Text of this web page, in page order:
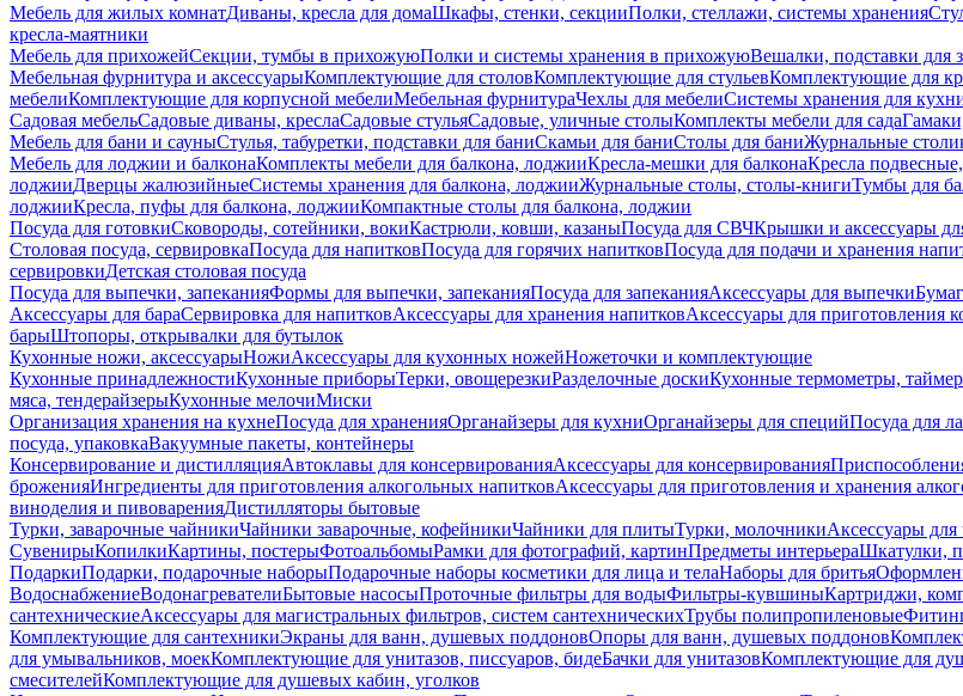
Мебель для жилых комнатДиваны, кресла для домаШкафы, стенки, секцииПолки, стеллажи, системы хранения
кресла-маятники
Мебель для прихожейСекции, тумбы в прихожуюПолки и системы хранения в прихожуюВешалки, подставки для
Мебельная фурнитура и аксессуарыКомплектующие для столовКомплектующие для стульевКомплектующие для
мебелиКомплектующие для корпусной мебелиМебельная фурнитураЧехлы для мебелиСистемы хранения для
Садовая мебельСадовые диваны, креслаСадовые стульяСадовые, уличные столыКомплекты мебели для сада
Мебель для бани и сауныСтулья, табуретки, подставки для баниСкамьи для баниСтолы для баниЖурнальные
Мебель для лоджии и балконаКомплекты мебели для балкона, лоджииКресла-мешки для балконаКресла
лоджииДверцы жалюзийныеСистемы хранения для балкона, лоджииЖурнальные столы, столы-книгиТумбы для
лоджииКресла, пуфы для балкона, лоджииКомпактные столы для балкона, лоджии
Посуда для готовкиСковороды, сотейники, вокиКастрюли, ковши, казаныПосуда для СВЧКрышки и аксессуары
Столовая посуда, сервировкаПосуда для напитковПосуда для горячих напитковПосуда для подачи и хранения
сервировкиДетская столовая посуда
Посуда для выпечки, запеканияФормы для выпечки, запеканияПосуда для запеканияАксессуары для выпечки
Аксессуары для бараСервировка для напитковАксессуары для хранения напитковАксессуары для приготовления
барыШтопоры, открывалки для бутылок
Кухонные ножи, аксессуарыНожиАксессуары для кухонных ножейНожеточки и комплектующие
Кухонные принадлежностиКухонные приборыТерки, овощерезкиРазделочные доскиКухонные термометры,
мяса, тендерайзерыКухонные мелочиМиски
Организация хранения на кухнеПосуда для храненияОрганайзеры для кухниОрганайзеры для специйПосуда для
посуда, упаковкаВакуумные пакеты, контейнеры
Консервирование и дистилляцияАвтоклавы для консервированияАксессуары для консервирования
броженияИнгредиенты для приготовления алкогольных напитковАксессуары для приготовления и хранения
виноделия и пивоваренияДистилляторы бытовые
Турки, заварочные чайникиЧайники заварочные, кофейникиЧайники для плитыТурки, молочникиАксессуары для
СувенирыКопилкиКартины, постерыФотоальбомыРамки для фотографий, картинПредметы интерьераШкатулки,
ПодаркиПодарки, подарочные наборыПодарочные наборы косметики для лица и телаНаборы для бритья
ВодоснабжениеВодонагревателиБытовые насосыПроточные фильтры для водыФильтры-кувшиныКартриджи,
сантехническиеАксессуары для магистральных фильтров, систем сантехническихТрубы полипропиленовые
Комплектующие для сантехникиЭкраны для ванн, душевых поддоновОпоры для ванн, душевых поддонов
для умывальников, моекКомплектующие для унитазов, писсуаров, бидеБачки для унитазовКомплектующие для
смесителейКомплектующие для душевых кабин, уголков